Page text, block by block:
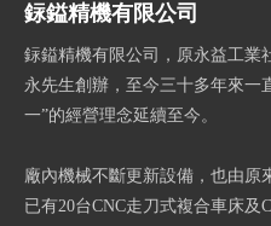
銢鎰精機有限公司
銢鎰精機有限公司，原永益工業
永先生創辦，至今三十多年來一
一”的經營理念延續至今。
廠內機械不斷更新設備，也由原
已有20台CNC走刀式複合車床及